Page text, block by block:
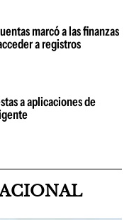
marcó a las finanzas
a registros
a aplicaciones de